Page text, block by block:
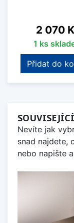
Cena
2 070
1 ks
Přidat do
Nevíte jak
snad najdete,
nebo napište